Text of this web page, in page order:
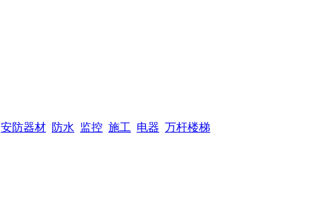
安防器材 防水 监控 施工 电器 万杆楼梯